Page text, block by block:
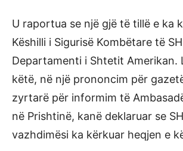
U raportua se një gjë të tillë e ka
Këshilli i Sigurisë Kombëtare të
Departamenti i Shtetit Amerikan.
këtë, në një prononcim për
zyrtarë për informim të
në Prishtinë, kanë deklaruar se
vazhdimësi ka kërkuar heqjen e